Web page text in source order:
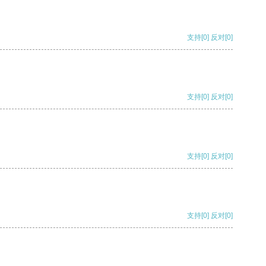
支持[0] 反对[0]
支持[0] 反对[0]
支持[0] 反对[0]
支持[0] 反对[0]